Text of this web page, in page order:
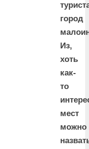
город
Из,
хоть
как-
то
мест
можно